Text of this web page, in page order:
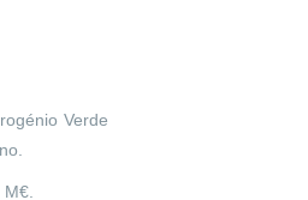
Verde